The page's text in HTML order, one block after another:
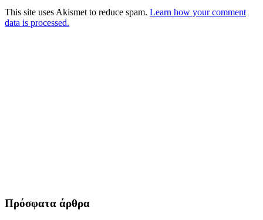
This site uses Akismet to reduce spam. Learn how your comment
data is processed.
Πρόσφατα άρθρα